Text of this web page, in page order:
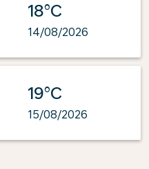
18°C
14/08/2026
19°C
15/08/2026